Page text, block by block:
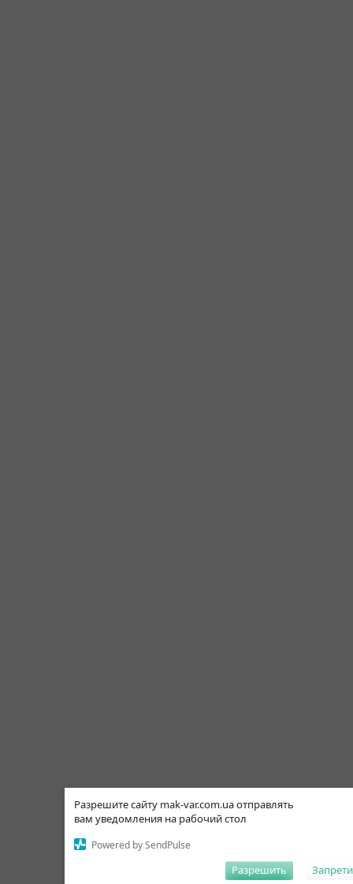
Разрешите сайту mak-var.com.ua отправлять
вам уведомления на рабочий стол
Powered by SendPulse
Разрешить